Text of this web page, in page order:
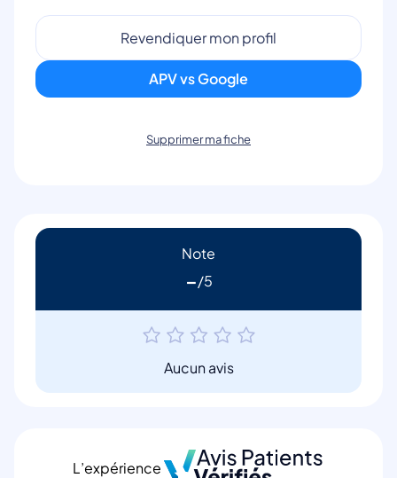
Revendiquer mon profil
APV vs Google
Supprimer ma fiche
Note
-
Aucun avis
L’expérience